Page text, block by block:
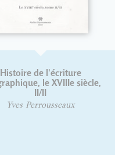
Règles de l'écriture
du français -
Nouvelle édition
Yves Perrousseaux